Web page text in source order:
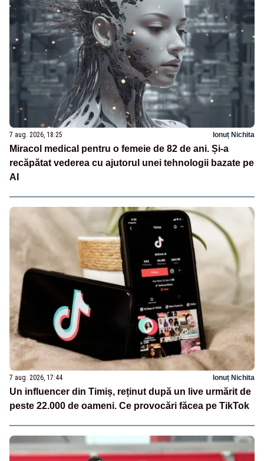
7 aug. 2026, 18:25 Ionuț Nichita
Miracol medical pentru o femeie de 82 de ani. Și-a
recăpătat vederea cu ajutorul unei tehnologii bazate pe
AI
7 aug. 2026, 17:44 Ionuț Nichita
Un influencer din Timiș, reținut după un live urmărit de
peste 22.000 de oameni. Ce provocări făcea pe TikTok